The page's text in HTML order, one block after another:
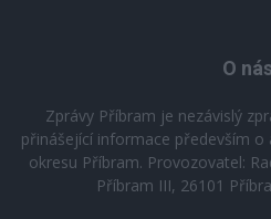
O
Zprávy Příbram je nezávislý
přinášející informace především o
okresu Příbram. Provozovatel:
Příbram III, 26101